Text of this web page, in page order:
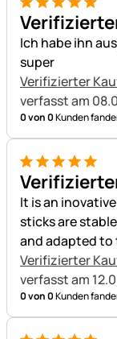
5 von 5
Ich habe ihn
super
Verifizierter
verfasst am
0 von 0Kunden
5 von 5
It is an
sticks are
and adapted to
Verifizierter
verfasst am
0 von 0Kunden